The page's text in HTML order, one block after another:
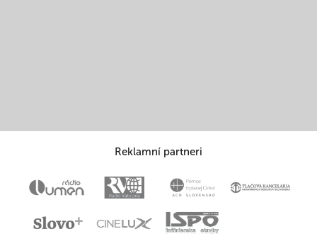
Reklamní partneri